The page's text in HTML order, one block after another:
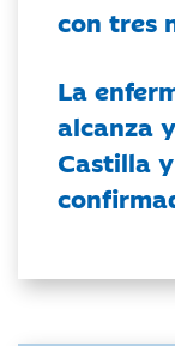
con tres
La
alcanza
Castilla